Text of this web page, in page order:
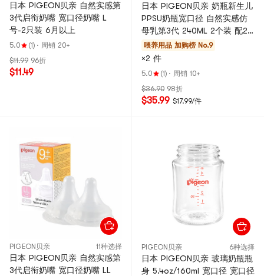
日本 PIGEON贝亲 自然实感第
3代启衔奶嘴 宽口径奶嘴 L
号-2只装 6月以上
5.0 (1) · 周销 20+
$11.99 96折
$11.49
日本 PIGEON贝亲 奶瓶新生儿
PPSU奶瓶宽口径 自然实感仿
母乳第3代 240ML 2个装 配2
个M奶嘴(3-6个月)
喂养用品 加购榜 No.9
×2 件
5.0 (1) · 周销 10+
$36.90 98折
$35.99 $17.99/件
PIGEON贝亲 11种选择
日本 PIGEON贝亲 自然实感第
3代启衔奶嘴 宽口径奶嘴 LL
PIGEON贝亲 6种选择
日本 PIGEON贝亲 玻璃奶瓶瓶
身 5.4oz/160ml 宽口径 宽口径